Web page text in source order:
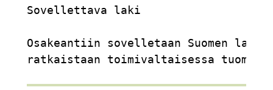
Sovellettava laki
Osakeantiin sovelletaan Suomen
ratkaistaan toimivaltaisessa